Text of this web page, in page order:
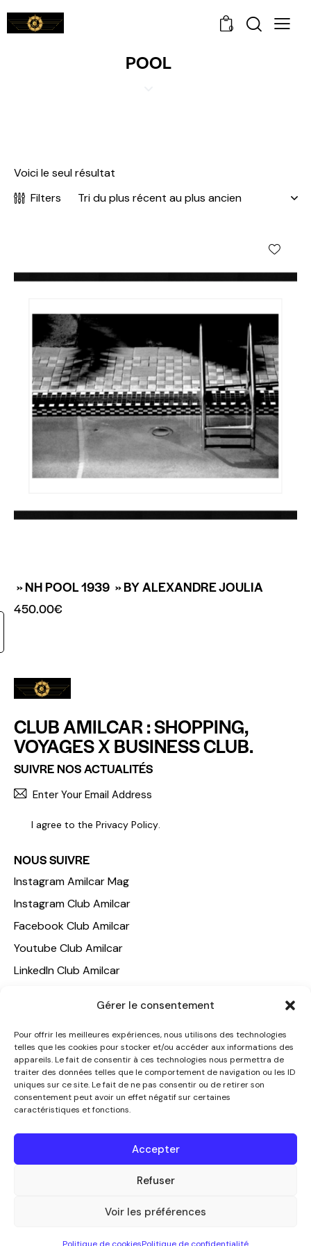
Gérer le consentement
Pour offrir les meilleures expériences, nous utilisons des technologies
telles que les cookies pour stocker et/ou accéder aux informations des
appareils. Le fait de consentir à ces technologies nous permettra de
traiter des données telles que le comportement de navigation ou les ID
uniques sur ce site. Le fait de ne pas consentir ou de retirer son
consentement peut avoir un effet négatif sur certaines
caractéristiques et fonctions.
Accepter
Refuser
Voir les préférences
0
POOL
Voici le seul résultat
Filters
» NH POOL 1939 » BY ALEXANDRE JOULIA
450.00€
CLUB AMILCAR : SHOPPING,
VOYAGES X BUSINESS CLUB.
SUIVRE NOS ACTUALITÉS
I agree to the Privacy Policy.
NOUS SUIVRE
Instagram Amilcar Mag
Instagram Club Amilcar
Facebook Club Amilcar
Youtube Club Amilcar
LinkedIn Club Amilcar
NOTRE GROUPE
ACCUEIL
AMILCAR TRAVEL CLUB
CLUB AMILCAR, Club d'affaires international
AGENCE MEDIANE
CONTACT
+33 7 49 60 92 02
CLUB AMILCAR by AMILCAR MAGAZINE GROUP© 2013-